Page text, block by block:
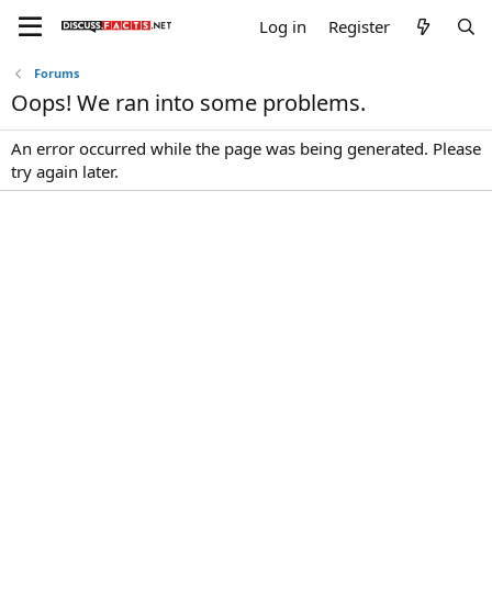
Log in Register
Forums
Oops! We ran into some problems.
An error occurred while the page was being generated. Please
try again later.